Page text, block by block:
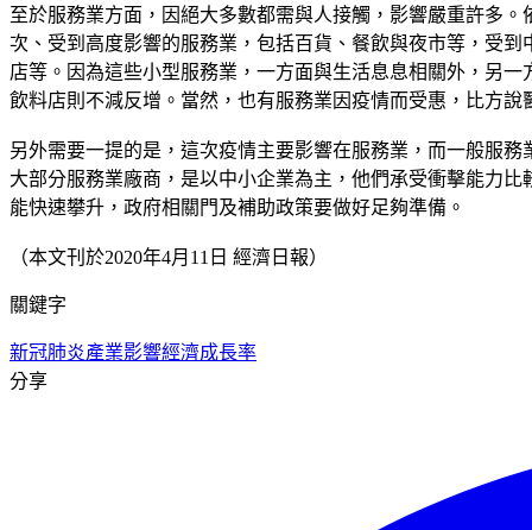
至於服務業方面，因絕大多數都需與人接觸，影響嚴重許多
次、受到高度影響的服務業，包括百貨、餐飲與夜市等，受
店等。因為這些小型服務業，一方面與生活息息相關外，另
飲料店則不減反增。當然，也有服務業因疫情而受惠，比方
另外需要一提的是，這次疫情主要影響在服務業，而一般服
大部分服務業廠商，是以中小企業為主，他們承受衝擊能力
能快速攀升，政府相關門及補助政策要做好足夠準備。
（本文刊於2020年4月11日 經濟日報）
關鍵字
新冠肺炎產業影響經濟成長率
分享